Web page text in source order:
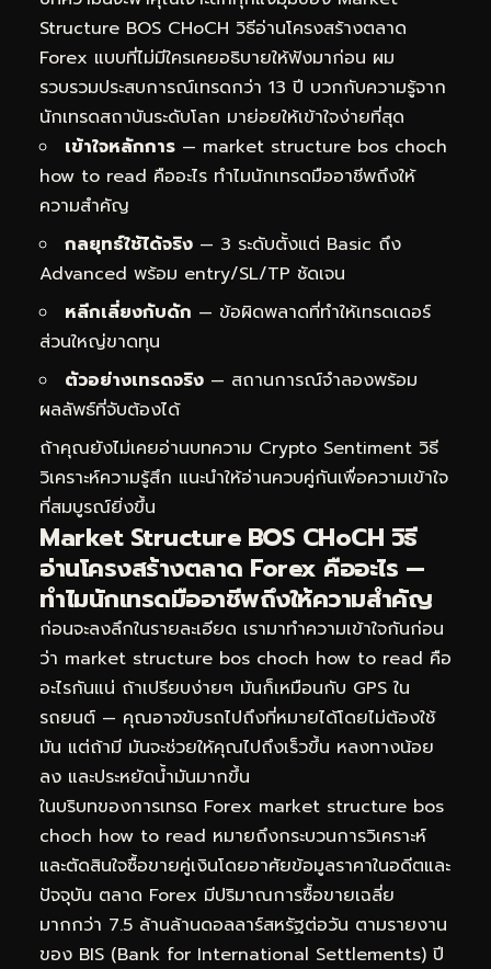
Structure BOS CHoCH วิธีอ่านโครงสร้างตลาด
Forex แบบที่ไม่มีใครเคยอธิบายให้ฟังมาก่อน ผม
รวบรวมประสบการณ์เทรดกว่า 13 ปี บวกกับความรู้จาก
นักเทรดสถาบันระดับโลก มาย่อยให้เข้าใจง่ายที่สุด
เข้าใจหลักการ — market structure bos choch
how to read คืออะไร ทำไมนักเทรดมืออาชีพถึงให้
ความสำคัญ
กลยุทธ์ใช้ได้จริง — 3 ระดับตั้งแต่ Basic ถึง
Advanced พร้อม entry/SL/TP ชัดเจน
หลีกเลี่ยงกับดัก — ข้อผิดพลาดที่ทำให้เทรดเดอร์
ส่วนใหญ่ขาดทุน
ตัวอย่างเทรดจริง — สถานการณ์จำลองพร้อม
ผลลัพธ์ที่จับต้องได้
ถ้าคุณยังไม่เคยอ่านบทความ Crypto Sentiment วิธี
วิเคราะห์ความรู้สึก แนะนำให้อ่านควบคู่กันเพื่อความเข้าใจ
ที่สมบูรณ์ยิ่งขึ้น
Market Structure BOS CHoCH วิธี
อ่านโครงสร้างตลาด Forex คืออะไร —
ทำไมนักเทรดมืออาชีพถึงให้ความสำคัญ
ก่อนจะลงลึกในรายละเอียด เรามาทำความเข้าใจกันก่อน
ว่า market structure bos choch how to read คือ
อะไรกันแน่ ถ้าเปรียบง่ายๆ มันก็เหมือนกับ GPS ใน
รถยนต์ — คุณอาจขับรถไปถึงที่หมายได้โดยไม่ต้องใช้
มัน แต่ถ้ามี มันจะช่วยให้คุณไปถึงเร็วขึ้น หลงทางน้อย
ลง และประหยัดน้ำมันมากขึ้น
ในบริบทของการเทรด Forex market structure bos
choch how to read หมายถึงกระบวนการวิเคราะห์
และตัดสินใจซื้อขายคู่เงินโดยอาศัยข้อมูลราคาในอดีตและ
ปัจจุบัน ตลาด Forex มีปริมาณการซื้อขายเฉลี่ย
มากกว่า 7.5 ล้านล้านดอลลาร์สหรัฐต่อวัน ตามรายงาน
ของ BIS (Bank for International Settlements) ปี